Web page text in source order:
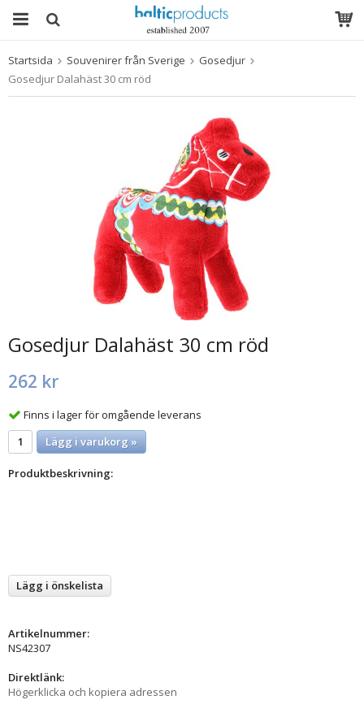
Produkten har blivit tillagd i varukorgen
Startsida Souvenirer från Sverige
Gosedjur
Gosedjur Dalahäst 30 cm röd
Gosedjur Dalahäst 30 cm röd
262 kr
Finns i lager för omgående leverans
Lägg i varukorg »
Produktbeskrivning:
Lägg i önskelista
Artikelnummer:
NS42307
Direktlänk:
Högerklicka och kopiera adressen